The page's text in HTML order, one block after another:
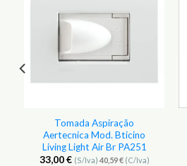
Favoritos
Tomada Aspiração
Aertecnica Mod. Bticino
Living Light Air Br PA251
33,00€ (S/Iva) 40,59€(C/Iva)